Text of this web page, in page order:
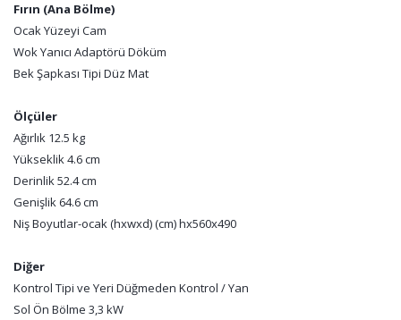
Fırın (Ana Bölme)
Ocak Yüzeyi Cam
Wok Yanıcı Adaptörü Döküm
Bek Şapkası Tipi Düz Mat
Ölçüler
Ağırlık 12.5 kg
Yükseklik 4.6 cm
Derinlik 52.4 cm
Genişlik 64.6 cm
Niş Boyutlar-ocak (hxwxd) (cm) hx560x490
Diğer
Kontrol Tipi ve Yeri Düğmeden Kontrol / Yan
Sol Ön Bölme 3,3 kW